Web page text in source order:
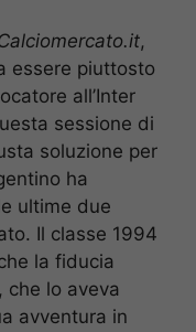
,
essere piuttosto
all’Inter
sessione di
soluzione per
ha
ultime due
Il classe 1994
la fiducia
che lo aveva
avventura in